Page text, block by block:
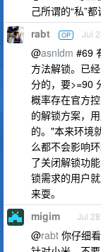
己所谓的“私”
rabt OP Jul
@asnldm #69
方法解锁。已
分的，要>=90
概率存在官方
的解锁方案，
的。"本来环境
么都不会影响
了关闭解锁功
锁需求的用户
来耍。
migim Jul
@rabt 你仔细